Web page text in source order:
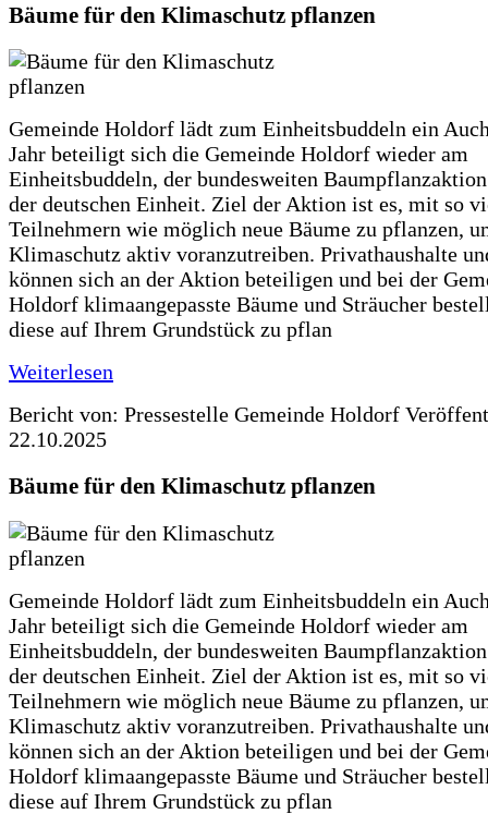
Bäume für den Klimaschutz pflanzen
Gemeinde Holdorf lädt zum Einheitsbuddeln ein
Jahr beteiligt sich die Gemeinde Holdorf wieder am
Einheitsbuddeln, der bundesweiten
der deutschen Einheit. Ziel der Aktion ist es, mit so
Teilnehmern wie möglich neue Bäume zu pflanzen,
Klimaschutz aktiv voranzutreiben. Privathaushalte
können sich an der Aktion beteiligen und bei der
Holdorf klimaangepasste Bäume und Sträucher
diese auf Ihrem Grundstück zu pflan
Weiterlesen
Bericht von: Pressestelle Gemeinde Holdorf
22.10.2025
Bäume für den Klimaschutz pflanzen
Gemeinde Holdorf lädt zum Einheitsbuddeln ein
Jahr beteiligt sich die Gemeinde Holdorf wieder am
Einheitsbuddeln, der bundesweiten
der deutschen Einheit. Ziel der Aktion ist es, mit so
Teilnehmern wie möglich neue Bäume zu pflanzen,
Klimaschutz aktiv voranzutreiben. Privathaushalte
können sich an der Aktion beteiligen und bei der
Holdorf klimaangepasste Bäume und Sträucher
diese auf Ihrem Grundstück zu pflan